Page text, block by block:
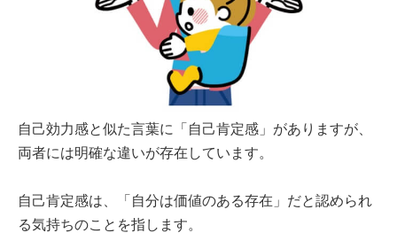
自己効力感と似た言葉に「自己肯定感」がありますが、
両者には明確な違いが存在しています。
自己肯定感は、「自分は価値のある存在」だと認められ
る気持ちのことを指します。